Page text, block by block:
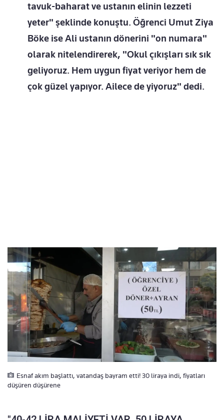
tavuk-baharat ve ustanın elinin lezzeti
yeter" şeklinde konuştu. Öğrenci Umut Ziya
Böke ise Ali ustanın dönerini "on numara"
olarak nitelendirerek, "Okul çıkışları sık sık
geliyoruz. Hem uygun fiyat veriyor hem de
çok güzel yapıyor. Ailece de yiyoruz" dedi.
Esnaf akım başlattı, vatandaş bayram etti! 30 liraya indi, fiyatları
düşüren düşürene